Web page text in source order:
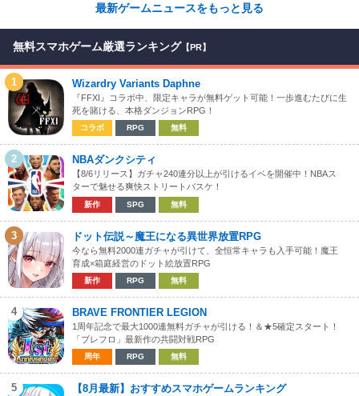
最新ゲームニュースをもっと見る
無料スマホゲーム厳選ランキング 【PR】
1 Wizardry Variants Daphne
『FFXI』コラボ中、限定キャラが無料ゲット可能！一歩進むたびに生
死を賭ける、本格ダンジョンRPG！
コラボ RPG 無料
2 NBAダンクシティ
【8/6リリース】ガチャ240連分以上が引けるイベを開催中！NBAス
ターで魅せる爽快ストリートバスケ！
新作 SPG 無料
3 ドット伝説～魔王になる異世界放置RPG
今なら無料2000連ガチャが引けて、全恒常キャラも入手可能！魔王
育成×箱庭経営のドット絵放置RPG
新作 RPG 無料
4 BRAVE FRONTIER LEGION
1周年記念で最大1000連無料ガチャが引ける！＆★5確定スタート！
「ブレフロ」最新作の共闘対戦RPG
周年 RPG 無料
5 【8月最新】おすすめスマホゲームランキング